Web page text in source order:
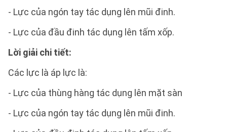
- Lực của ngón tay tác dụng lên mũi đinh.
- Lực của đầu đinh tác dụng lên tấm xốp.
Lời giải chi tiết:
Các lực là áp lực là:
- Lực của thùng hàng tác dụng lên mặt sàn
- Lực của ngón tay tác dụng lên mũi đinh.